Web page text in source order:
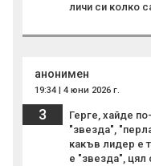
личи си колко
анонимен
19:34 | 4 юни 2026 г.
3
Герге, хайде
"звезда",
какъв лидер е
е "звезда", цял